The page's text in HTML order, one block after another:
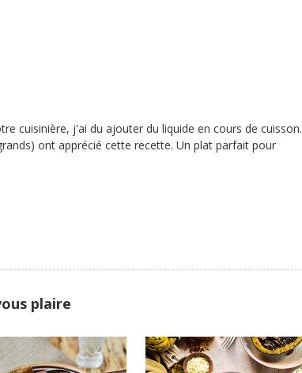
cuisinière, j'ai du ajouter du liquide en cours de cuisson.
ont apprécié cette recette. Un plat parfait pour
plaire